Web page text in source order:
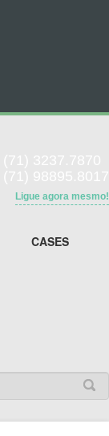
Ligue agora mesmo!
CASES